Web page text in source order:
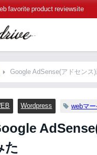
favorite product reviewsite
Google AdSense(アドセンス
Wordpress webマ
た